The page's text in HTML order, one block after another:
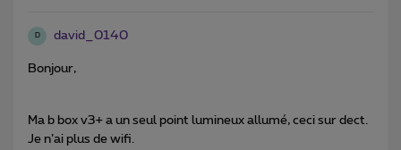
D david_0140
Bonjour,
Ma b box v3+ a un seul point lumineux allumé, ceci sur dect.
Je n’ai plus de wifi.